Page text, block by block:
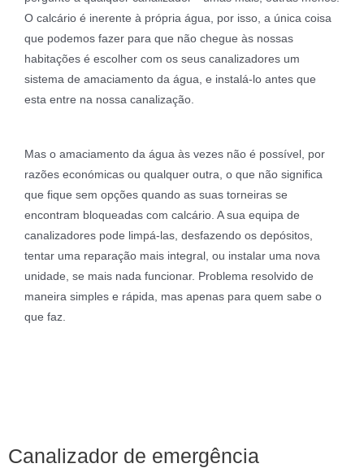
O calcário é inerente à própria água, por isso, a única coisa
que podemos fazer para que não chegue às nossas
habitações é escolher com os seus canalizadores um
sistema de amaciamento da água, e instalá-lo antes que
esta entre na nossa canalização.
Mas o amaciamento da água às vezes não é possível, por
razões económicas ou qualquer outra, o que não significa
que fique sem opções quando as suas torneiras se
encontram bloqueadas com calcário. A sua equipa de
canalizadores pode limpá-las, desfazendo os depósitos,
tentar uma reparação mais integral, ou instalar uma nova
unidade, se mais nada funcionar. Problema resolvido de
maneira simples e rápida, mas apenas para quem sabe o
que faz.
Canalizador de emergência